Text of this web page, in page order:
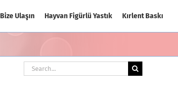
Bize Ulaşın Hayvan Figürlü Yastık Kırlent Baskı
Search
for: